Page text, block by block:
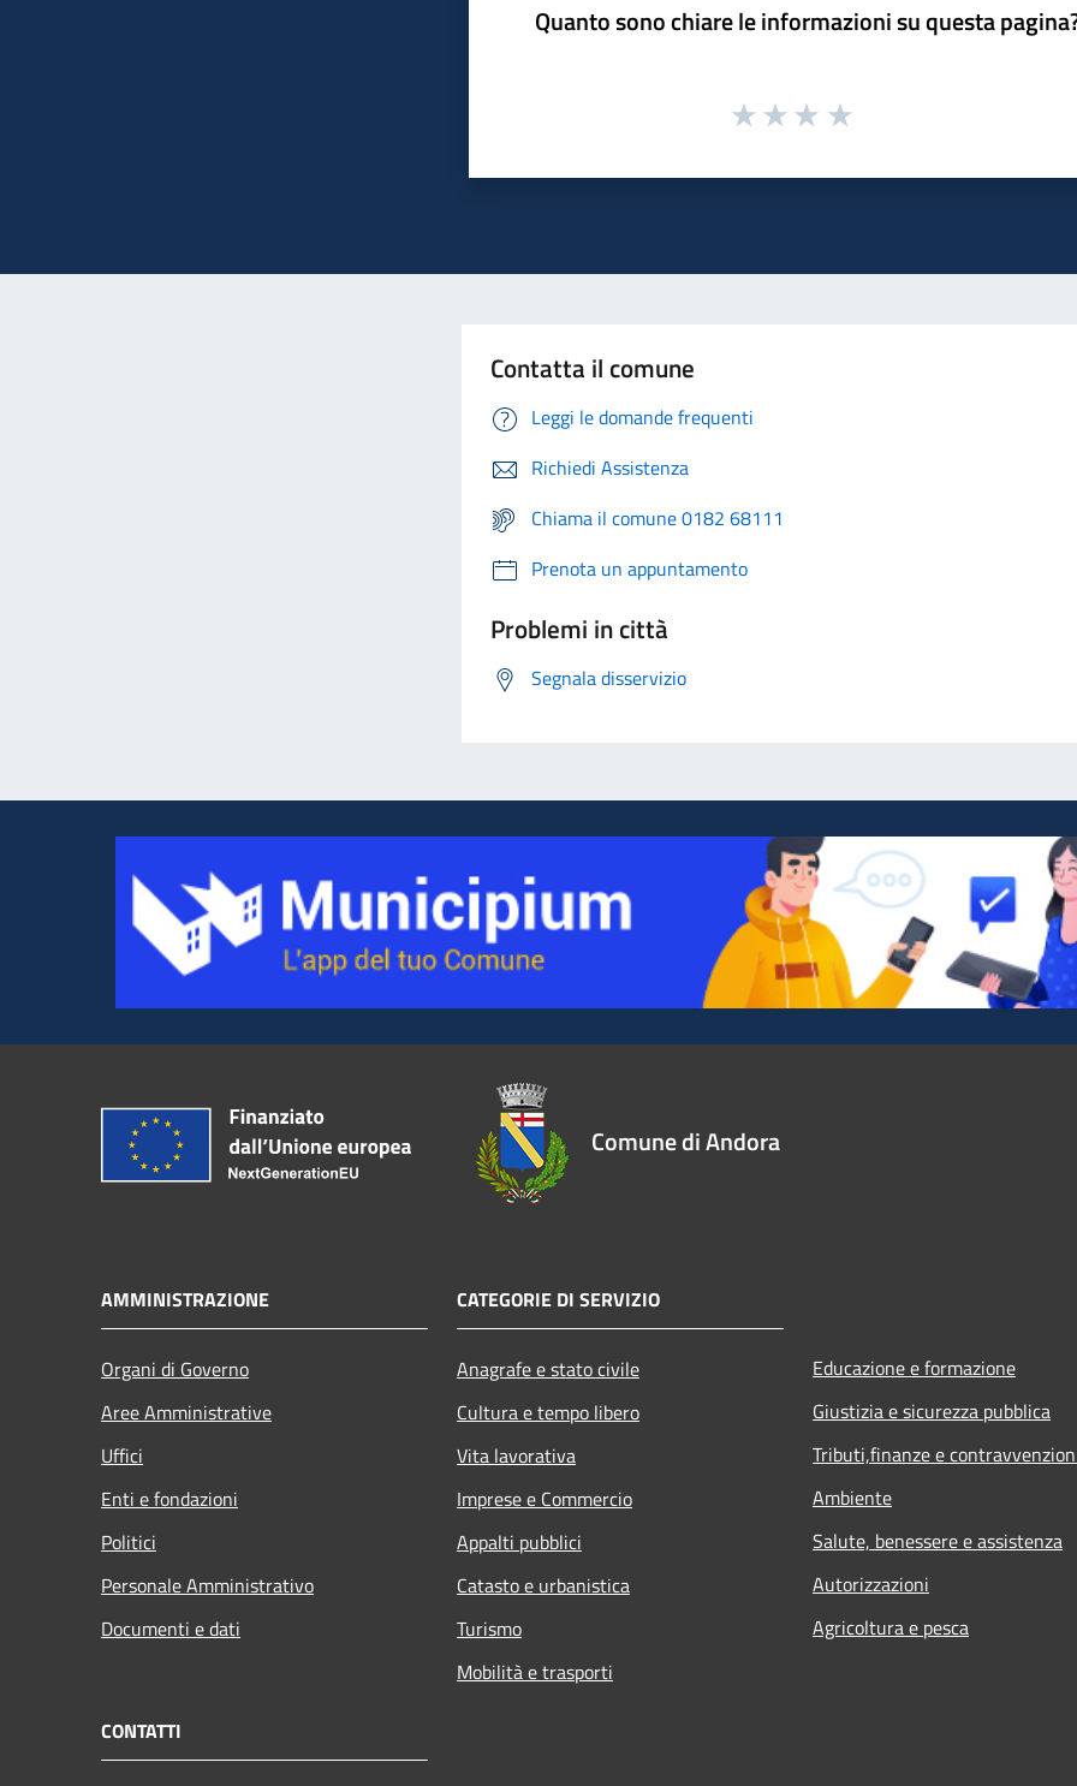
Quanto sono chiare le informazioni su questa
Contatta il comune
Leggi le domande frequenti
Richiedi Assistenza
Chiama il comune 0182 68111
Prenota un appuntamento
Problemi in città
Segnala disservizio
Comune di Andora
AMMINISTRAZIONE
Organi di Governo
Aree Amministrative
Uffici
Enti e fondazioni
Politici
Personale Amministrativo
Documenti e dati
CATEGORIE DI SERVIZIO
Anagrafe e stato civile
Cultura e tempo libero
Vita lavorativa
Imprese e Commercio
Appalti pubblici
Catasto e urbanistica
Turismo
Mobilità e trasporti
Educazione e formazione
Giustizia e sicurezza pubblica
Tributi,finanze e
Ambiente
Salute, benessere e assistenza
Autorizzazioni
Agricoltura e pesca
CONTATTI